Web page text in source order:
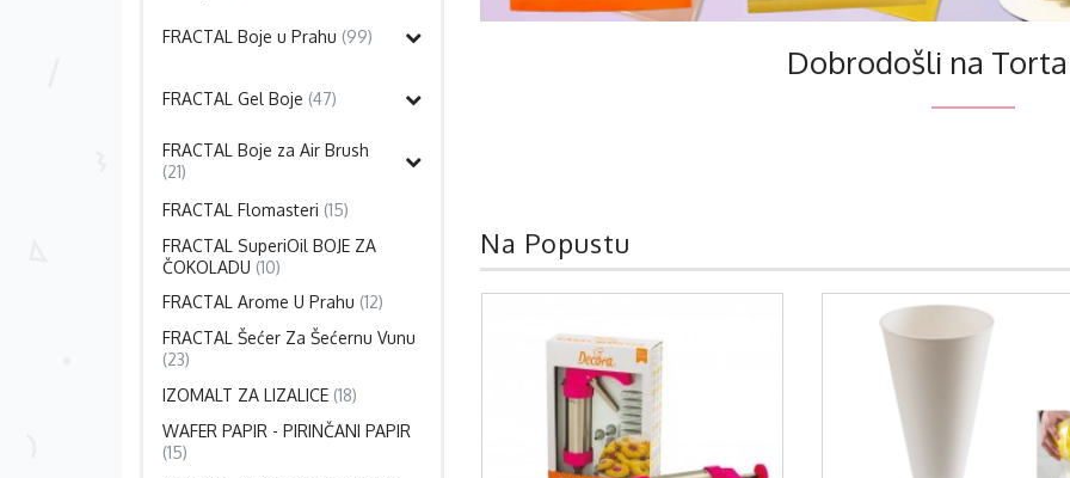
FRACTAL Boje u Prahu (99)
FRACTAL Gel Boje (47)
FRACTAL Boje za Air Brush
(21)
FRACTAL Flomasteri (15)
FRACTAL SuperiOil BOJE ZA
ČOKOLADU (10)
FRACTAL Arome U Prahu (12)
FRACTAL Šećer Za Šećernu Vunu
(23)
IZOMALT ZA LIZALICE (18)
WAFER PAPIR - PIRINČANI PAPIR
(15)
Dobrodošli na
Na Popustu